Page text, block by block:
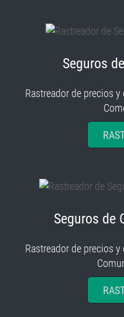
Seguros
Rastreador de precios
Seguros de
Rastreador de precios